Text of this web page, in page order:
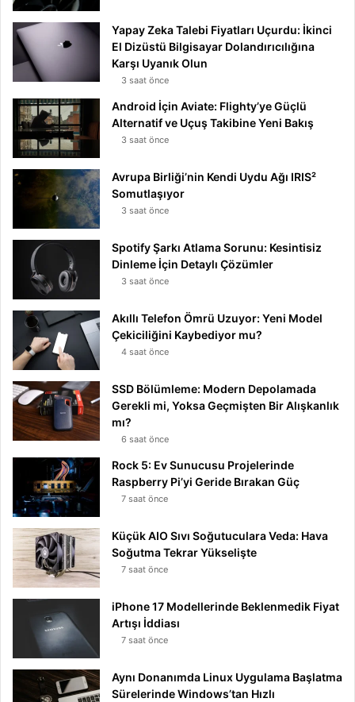
Yapay Zeka Talebi Fiyatları Uçurdu: İkinci
El Dizüstü Bilgisayar Dolandırıcılığına
Karşı Uyanık Olun
3 saat önce
Android İçin Aviate: Flighty’ye Güçlü
Alternatif ve Uçuş Takibine Yeni Bakış
3 saat önce
Avrupa Birliği’nin Kendi Uydu Ağı IRIS²
Somutlaşıyor
3 saat önce
Spotify Şarkı Atlama Sorunu: Kesintisiz
Dinleme İçin Detaylı Çözümler
3 saat önce
Akıllı Telefon Ömrü Uzuyor: Yeni Model
Çekiciliğini Kaybediyor mu?
4 saat önce
SSD Bölümleme: Modern Depolamada
Gerekli mi, Yoksa Geçmişten Bir Alışkanlık
mı?
6 saat önce
Rock 5: Ev Sunucusu Projelerinde
Raspberry Pi’yi Geride Bırakan Güç
7 saat önce
Küçük AIO Sıvı Soğutuculara Veda: Hava
Soğutma Tekrar Yükselişte
7 saat önce
iPhone 17 Modellerinde Beklenmedik Fiyat
Artışı İddiası
7 saat önce
Aynı Donanımda Linux Uygulama Başlatma
Sürelerinde Windows’tan Hızlı